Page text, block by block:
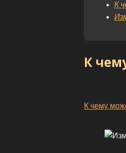
К
К
К чему